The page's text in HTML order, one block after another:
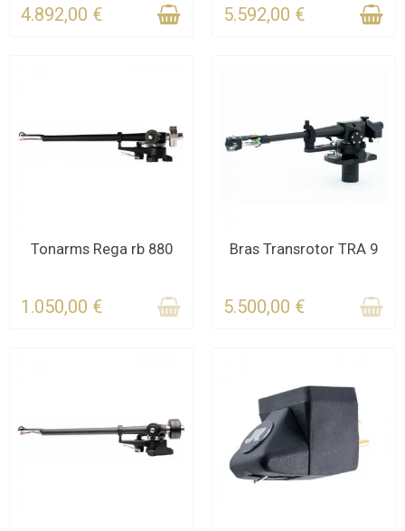
4.892,00 € 5.592,00 €
KONTAKTIEREN SIE UNS
Tonarms Rega rb 880
1.050,00 €
KONTAKTIEREN SIE UNS
Bras Transrotor TRA 9
5.500,00 €